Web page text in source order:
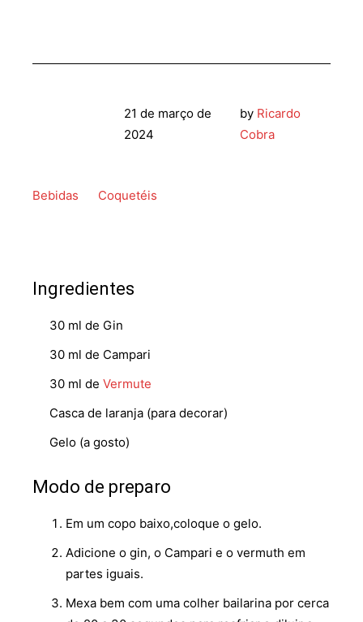
21 de março de
2024
by Ricardo
Cobra
Bebidas Coquetéis
Ingredientes
30 ml de Gin
30 ml de Campari
30 ml de Vermute
Casca de laranja (para decorar)
Gelo (a gosto)
Modo de preparo
Em um copo baixo,coloque o gelo.
Adicione o gin, o Campari e o vermuth em
partes iguais.
Mexa bem com uma colher bailarina por cerca